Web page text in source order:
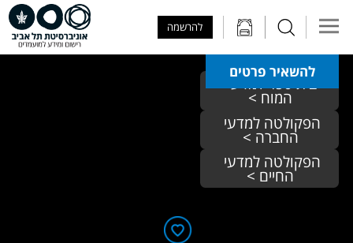
להרשמה
להשאיר פרטים
בית ספר למדעי
המוח >
החברה >
החיים >